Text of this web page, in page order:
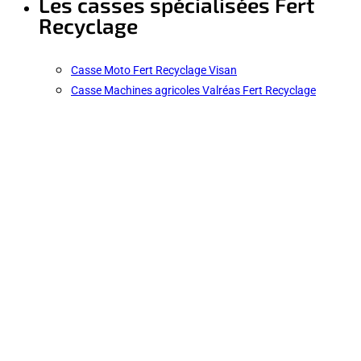
Recyclage
Casse Moto Fert Recyclage Visan
Casse Machines agricoles Valréas Fert Recyclage